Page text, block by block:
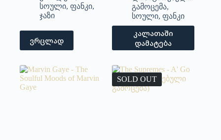
სოული, ფანკი,
ჯაზი
ვრცლად
გამოცემა,
სოული,ფანკი
კალათაში
დამატება
SOLD OUT